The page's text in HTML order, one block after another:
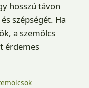
hosszú távon
szépségét. Ha
a szemölcs
érdemes